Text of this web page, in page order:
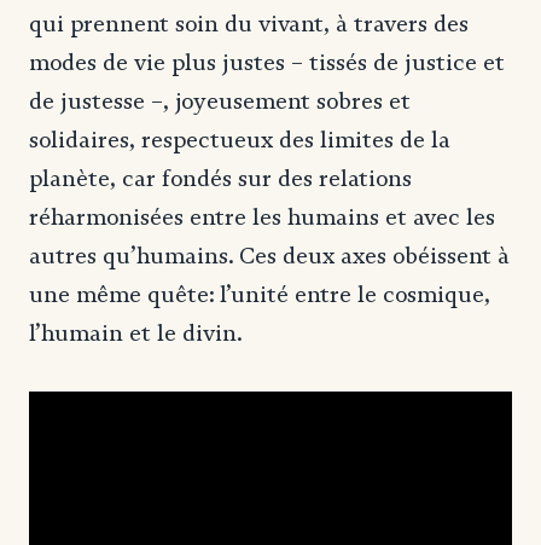
qui prennent soin du vivant, à travers des
modes de vie plus justes – tissés de justice et
de justesse –, joyeusement sobres et
solidaires, respectueux des limites de la
planète, car fondés sur des relations
réharmonisées entre les humains et avec les
autres qu’humains. Ces deux axes obéissent à
une même quête: l’unité entre le cosmique,
l’humain et le divin.